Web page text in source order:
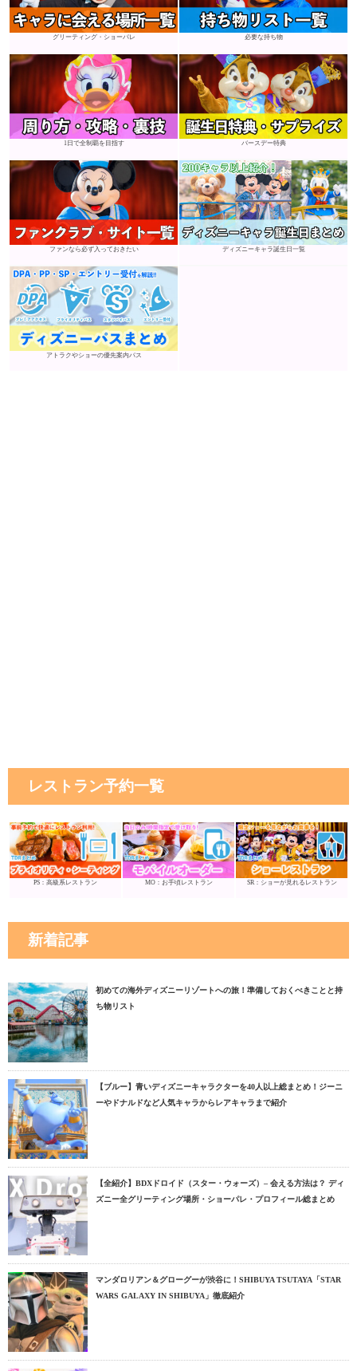
グリーティング・ショーパレ 必要な持ち物
1日で全制覇を目指す バースデー特典
ファンなら必ず入っておきたい ディズニーキャラ誕生日一覧
アトラクやショーの優先案内パス
レストラン予約一覧
PS：高級系レストラン MO：お手頃レストラン SR：ショーが見れるレストラン
新着記事
初めての海外ディズニーリゾートへの旅！準備しておくべきことと持
ち物リスト
【ブルー】青いディズニーキャラクターを40人以上総まとめ！ジーニ
ーやドナルドなど人気キャラからレアキャラまで紹介
【全紹介】BDXドロイド（スター・ウォーズ）– 会える方法は？ ディ
ズニー全グリーティング場所・ショーパレ・プロフィール総まとめ
マンダロリアン＆グローグーが渋谷に！SHIBUYA TSUTAYA「STAR
WARS GALAXY IN SHIBUYA」徹底紹介